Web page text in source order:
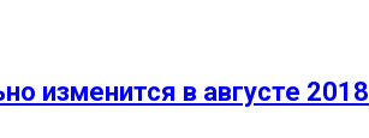
изменится в августе 2018